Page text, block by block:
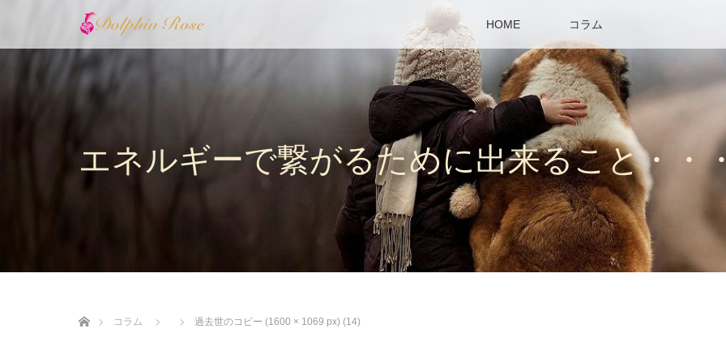
HOME コラム
エネルギーで繋がるために出来ること・・
コラム
過去世のコピー (1600 × 1069 px) (14)